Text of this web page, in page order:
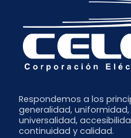
Respondemos a los
generalidad,
universalidad,
continuidad y calidad.